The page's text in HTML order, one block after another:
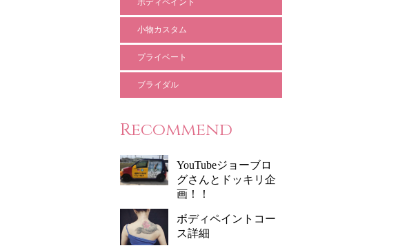
ボディペイント
小物カスタム
プライベート
ブライダル
Recommend
YouTubeジョーブロ
グさんとドッキリ企
画！！
ボディペイントコー
ス詳細